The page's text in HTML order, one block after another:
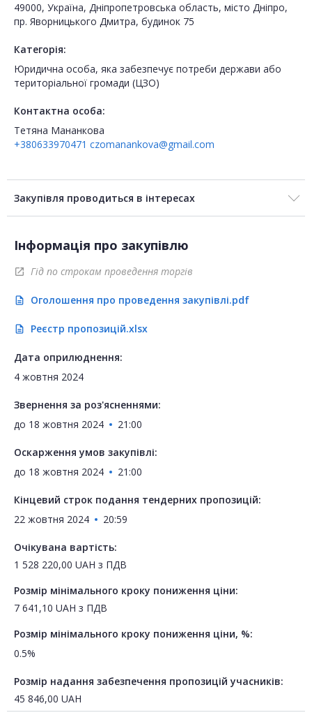
49000, Україна, Дніпропетровська область, місто Дніпро,
пр. Яворницького Дмитра, будинок 75
Категорія:
Юридична особа, яка забезпечує потреби держави або
територіальної громади (ЦЗО)
Контактна особа:
Тетяна Мананкова
+380633970471 czomanankova@gmail.com
Закупівля проводиться в інтересах
Інформація про закупівлю
open_in_new Гід по строкам проведення торгів
description Оголошення про проведення закупівлі.pdf
description Реєстр пропозицій.xlsx
Дата оприлюднення:
4 жовтня 2024
Звернення за роз'ясненнями:
до 18 жовтня 2024 21:00
Оскарження умов закупівлі:
до 18 жовтня 2024 21:00
Кінцевий строк подання тендерних пропозицій:
22 жовтня 2024
20:59
Очікувана вартість:
1 528 220,00 UAH з ПДВ
Розмір мінімального кроку пониження ціни:
7 641,10 UAH з ПДВ
Розмір мінімального кроку пониження ціни, %:
0.5%
Розмір надання забезпечення пропозицій учасників:
45 846,00 UAH